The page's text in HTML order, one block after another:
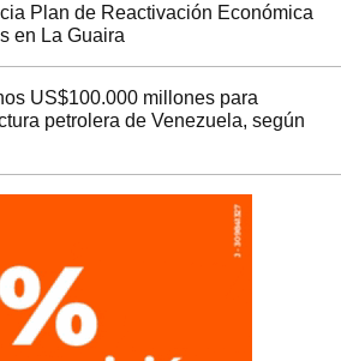
Plan de Reactivación Económica
en La Guaira
US$100.000 millones para
petrolera de Venezuela, según